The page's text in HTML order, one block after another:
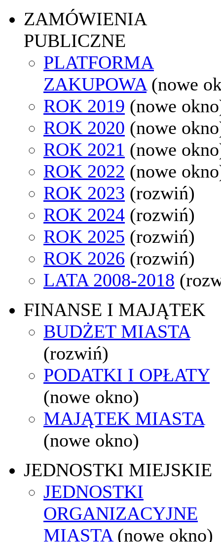
ZAMÓWIENIA
PUBLICZNE
PLATFORMA
ZAKUPOWA (nowe
ROK 2019 (nowe
ROK 2020 (nowe
ROK 2021 (nowe
ROK 2022 (nowe
ROK 2023 (rozwiń)
ROK 2024 (rozwiń)
ROK 2025 (rozwiń)
ROK 2026 (rozwiń)
LATA 2008-2018
FINANSE I MAJĄTEK
BUDŻET MIASTA
(rozwiń)
PODATKI I OPŁATY
(nowe okno)
MAJĄTEK MIASTA
(nowe okno)
JEDNOSTKI MIEJSKIE
JEDNOSTKI
ORGANIZACYJNE
MIASTA (nowe okno)